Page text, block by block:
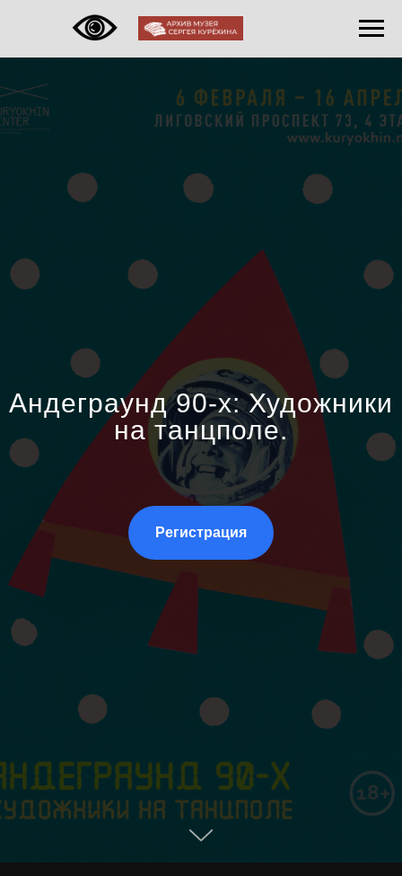
Андеграунд 90-х: Художники
на танцполе.
Регистрация